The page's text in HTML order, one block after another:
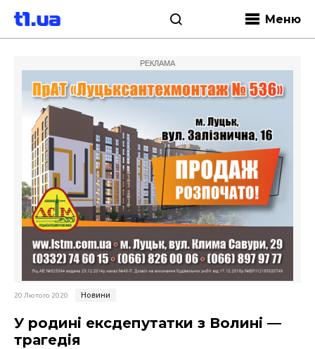
Меню
РЕКЛАМА
20 Лютого 2020 Новини
У родині ексдепутатки з Волині —
трагедія